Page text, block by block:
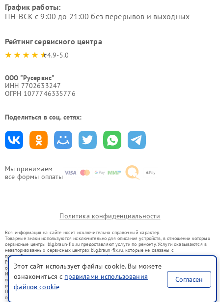
Мы принимаем
все формы оплаты
График работы:
ПН-ВСК с 9:00 до 21:00 без перерывов и выходных
Рейтинг сервисного центра
4.9-5.0
ООО "Русервис"
ИНН 7702633247
ОГРН 1077746335776
Поделиться в соц. сетях:
Политика конфиденциальности
Вся информация на сайте носит исключительно справочный характер.
Товарные знаки используются исключительно для описания устройств, в отношении которых
сервисные центры blg.braun-fix.ru предоставляют услуги по ремонту. Услуги оказываются в
неавторизованных сервисных центрах blg.braun-fix.ru, которые не связаны с
правообладателями товарных знаков или их официальными представителями.
Ремонт осуществляется для устройств, уже введенных в гражданский оборот в соответствии
со статьей 1487 ГК РФ.
Использование товарных знаков не преследует цели индивидуализации услуг или введения
потребителей в заблуждение, а служит для информирования о предоставляемых услугах по
ремонту техники указанных брендов.
Представленная на сайте информация не является публичной офертой, определяемой
положениями Статьи 437(2) Гражданского кодекса РФ
Этот сайт использует файлы cookie. Вы можете
ознакомиться с правилами использования
файлов cookie
Согласен